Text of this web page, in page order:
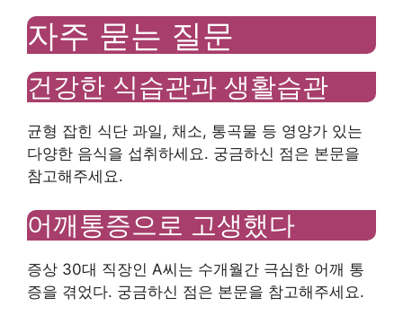
자주 묻는 질문
건강한 식습관과 생활습관
균형 잡힌 식단 과일, 채소, 통곡물 등 영양가 있는
다양한 음식을 섭취하세요. 궁금하신 점은 본문을
참고해주세요.
어깨통증으로 고생했다
증상 30대 직장인 A씨는 수개월간 극심한 어깨 통
증을 겪었다. 궁금하신 점은 본문을 참고해주세요.